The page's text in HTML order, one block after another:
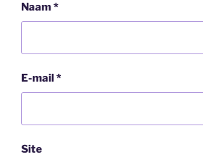
Naam*
E-mail*
Site